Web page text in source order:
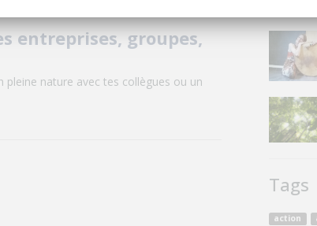
entreprises, groupes,
pleine nature avec tes collègues ou un
Tags
action